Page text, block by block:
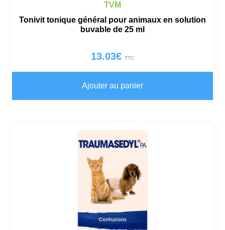
TVM
Tonivit tonique général pour animaux en solution
buvable de 25 ml
13.03€ TTC
Ajouter au panier